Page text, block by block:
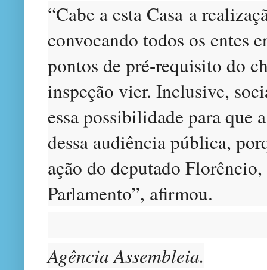
“Cabe a esta Casa a
convocando todos os entes
pontos de pré-requisito do
inspeção vier. Inclusive,
essa possibilidade para que
dessa audiência pública,
ação do deputado Florêncio,
Parlamento”, afirmou.
Agência Assembleia.